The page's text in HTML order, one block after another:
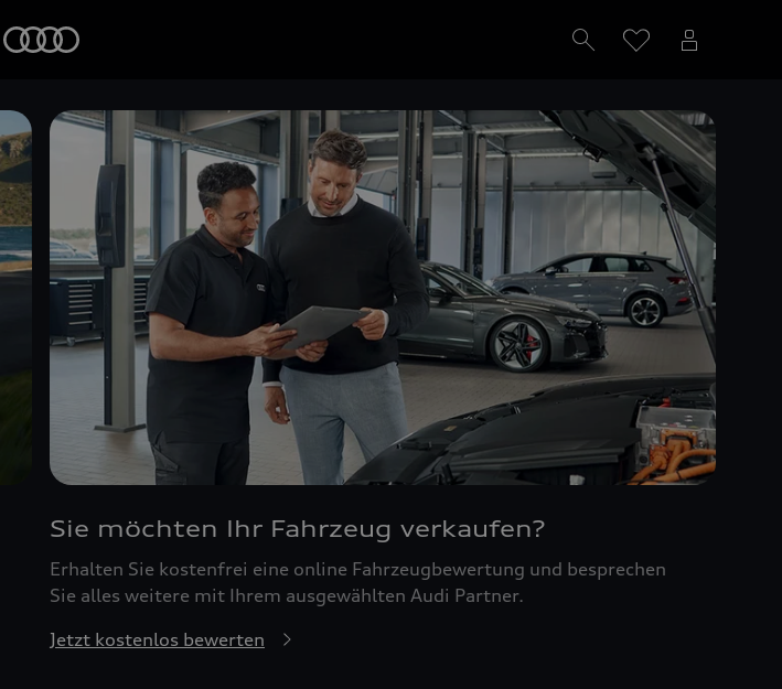
Sie möchten Ihr Fahrzeug verkaufen?
Erhalten Sie kostenfrei eine online Fahrzeugbewertung und besprechen
Sie alles weitere mit Ihrem ausgewählten Audi Partner.
Jetzt kostenlos bewerten